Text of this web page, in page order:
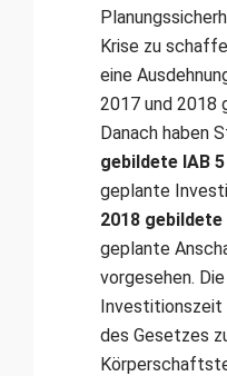
Krise zu
eine
2017 und 2018
Danach haben
gebildete IAB
geplante
2018
geplante
vorgesehen.
Investitionszeit
des Gesetzes